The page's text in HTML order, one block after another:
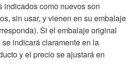
indicados como nuevos son
sin usar, y vienen en su embalaje
Si el embalaje original
indicará claramente en la
y el precio se ajustará en